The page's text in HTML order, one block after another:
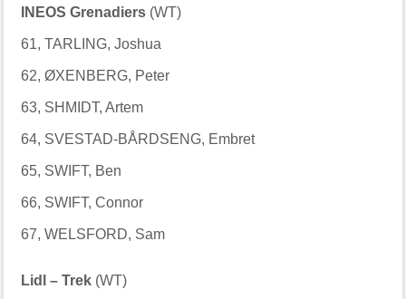
INEOS Grenadiers (WT)
61, TARLING, Joshua
62, ØXENBERG, Peter
63, SHMIDT, Artem
64, SVESTAD-BÅRDSENG, Embret
65, SWIFT, Ben
66, SWIFT, Connor
67, WELSFORD, Sam
Lidl – Trek (WT)